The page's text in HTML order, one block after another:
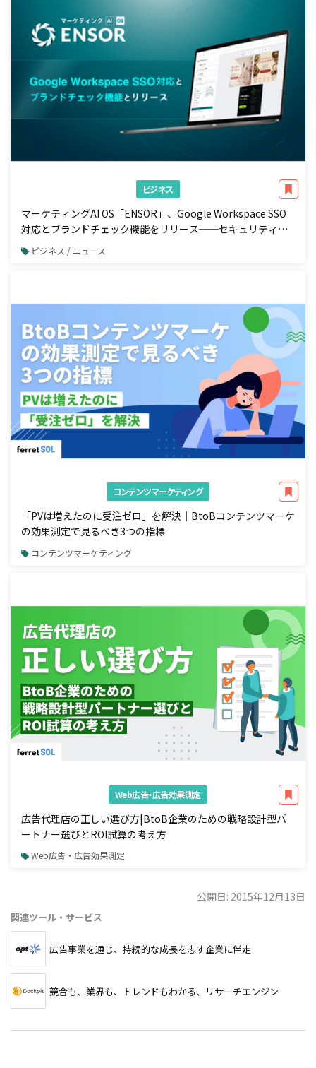
ビジネス
マーケティングAI OS「ENSOR」、Google Workspace SSO
対応とブランドチェック機能をリリース──セキュリティ強
化と広告配信前の自動コンプラ検知を一体で実現
ビジネス / ニュース
コンテンツマーケティング
「PVは増えたのに受注ゼロ」を解決｜BtoBコンテンツマーケ
の効果測定で見るべき3つの指標
コンテンツマーケティング
Web広告・広告効果測定
広告代理店の正しい選び方|BtoB企業のための戦略設計型パ
ートナー選びとROI試算の考え方
Web広告・広告効果測定
公開日: 2015年12月13日
関連ツール・サービス
広告事業を通じ、持続的な成長を志す企業に伴走
競合も、業界も、トレンドもわかる、リサーチエンジン